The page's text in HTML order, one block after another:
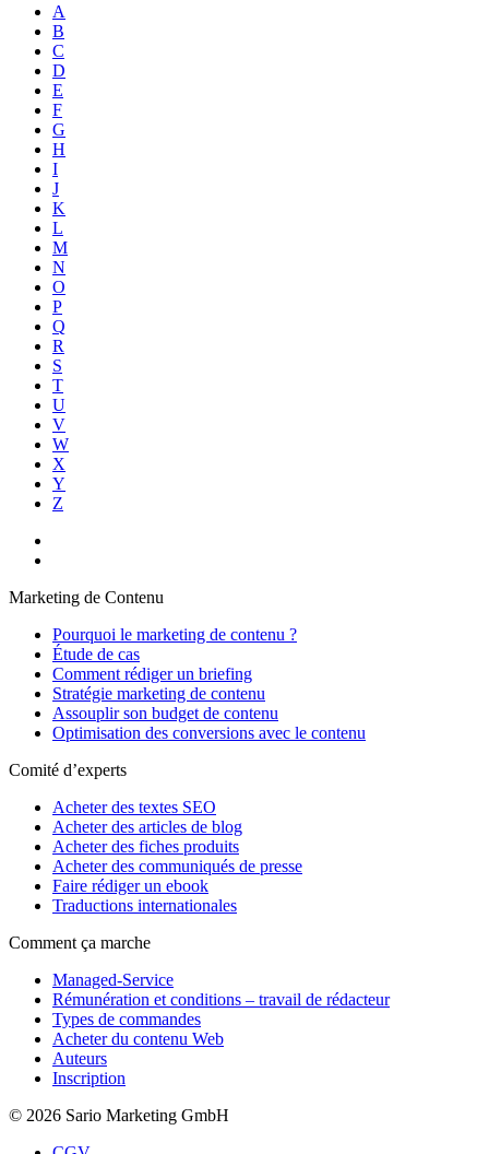
A
B
C
D
E
F
G
H
I
J
K
L
M
N
O
P
Q
R
S
T
U
V
W
X
Y
Z
Marketing de Contenu
Pourquoi le marketing de contenu ?
Étude de cas
Comment rédiger un briefing
Stratégie marketing de contenu
Assouplir son budget de contenu
Optimisation des conversions avec le contenu
Comité d’experts
Acheter des textes SEO
Acheter des articles de blog
Acheter des fiches produits
Acheter des communiqués de presse
Faire rédiger un ebook
Traductions internationales
Comment ça marche
Managed-Service
Rémunération et conditions – travail de rédacteur
Types de commandes
Acheter du contenu Web
Auteurs
Inscription
© 2026 Sario Marketing GmbH